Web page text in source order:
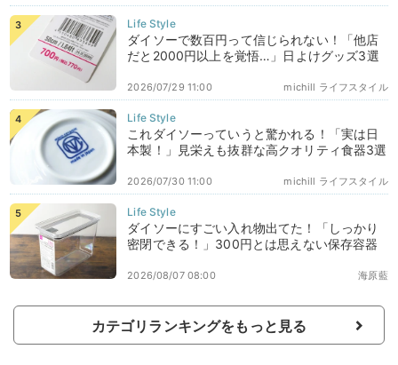
ダイソーで数百円って信じられない！「他店
だと2000円以上を覚悟…」日よけグッズ3選
michill ライフスタイル
2026/07/29 11:00
これダイソーっていうと驚かれる！「実は日
本製！」見栄えも抜群な高クオリティ食器3選
michill ライフスタイル
2026/07/30 11:00
ダイソーにすごい入れ物出てた！「しっかり
密閉できる！」300円とは思えない保存容器
海原藍
2026/08/07 08:00
カテゴリランキングをもっと見る